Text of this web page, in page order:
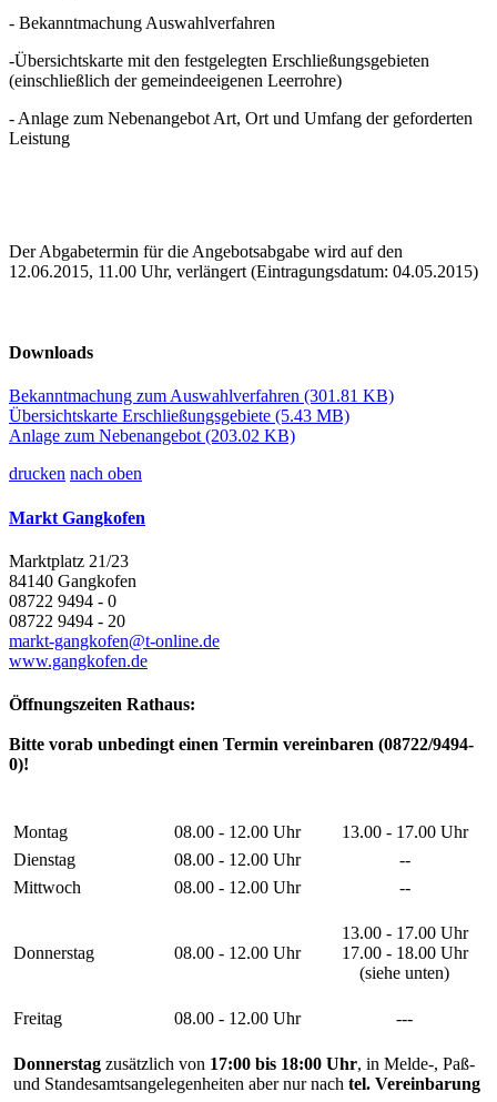
- Bekanntmachung Auswahlverfahren
-Übersichtskarte mit den festgelegten Erschließungsgebieten
(einschließlich der gemeindeeigenen Leerrohre)
- Anlage zum Nebenangebot Art, Ort und Umfang der geforderten
Leistung
Der Abgabetermin für die Angebotsabgabe wird auf den
12.06.2015, 11.00 Uhr, verlängert (Eintragungsdatum: 04.05.2015)
Downloads
Bekanntmachung zum Auswahlverfahren (301.81 KB)
Übersichtskarte Erschließungsgebiete (5.43 MB)
Anlage zum Nebenangebot (203.02 KB)
drucken nach oben
Markt Gangkofen
Marktplatz 21/23
84140 Gangkofen
08722 9494 - 0
08722 9494 - 20
markt-gangkofen@t-online.de
www.gangkofen.de
Öffnungszeiten Rathaus:
Bitte vorab unbedingt einen Termin vereinbaren (08722/9494-
0)!
Montag 08.00 - 12.00 Uhr
13.00 - 17.00 Uhr
Dienstag
08.00 - 12.00 Uhr
--
Mittwoch
08.00 - 12.00 Uhr --
Donnerstag 08.00 - 12.00 Uhr
13.00 - 17.00 Uhr
17.00 - 18.00 Uhr
(siehe unten)
Freitag 08.00 - 12.00 Uhr ---
Donnerstag zusätzlich von 17:00 bis 18:00 Uhr, in Melde-, Paß-
und Standesamtsangelegenheiten aber nur nach tel. Vereinbarung